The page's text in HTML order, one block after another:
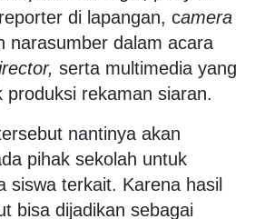
di lapangan, camera
narasumber dalam acara
serta multimedia yang
produksi rekaman siaran.
nantinya akan
pihak sekolah untuk
siswa terkait. Karena hasil
bisa dijadikan sebagai